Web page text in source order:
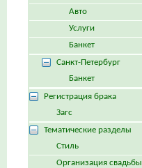
Авто
Услуги
Банкет
Санкт-Петербург
Банкет
Регистрация брака
Загс
Тематические разделы
Стиль
Организация свадьбы